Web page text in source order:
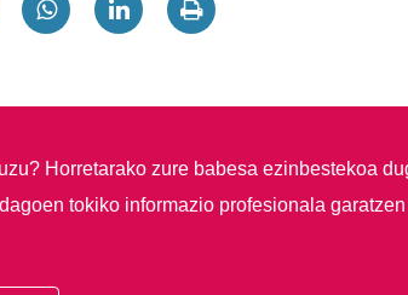
Horretarako zure babesa ezinbestekoa
tokiko informazio profesionala